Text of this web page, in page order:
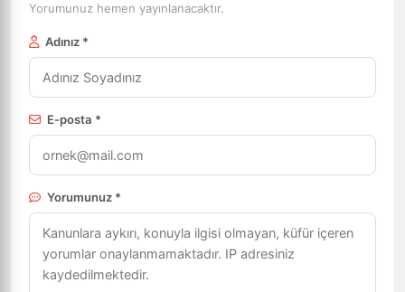
Yorumunuz hemen yayınlanacaktır.
Adınız *
E-posta *
Yorumunuz *